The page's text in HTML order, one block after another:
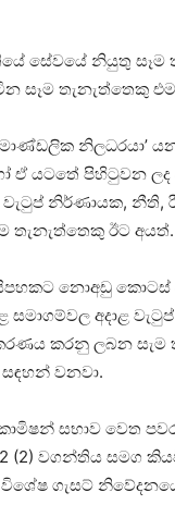
සේවයේ නියුතු සෑම
සෑම තැනැත්තෙකු
ඒ යටතේ පිහිටුවන
නිර්ණායක, නීති,
ඊට අයත්.
නොඅඩු කොටස්
අදාළ
කරනු ලබන සැම
වනවා.
සභාව වෙත
(2) වගන්තිය සමග
ගැසට්